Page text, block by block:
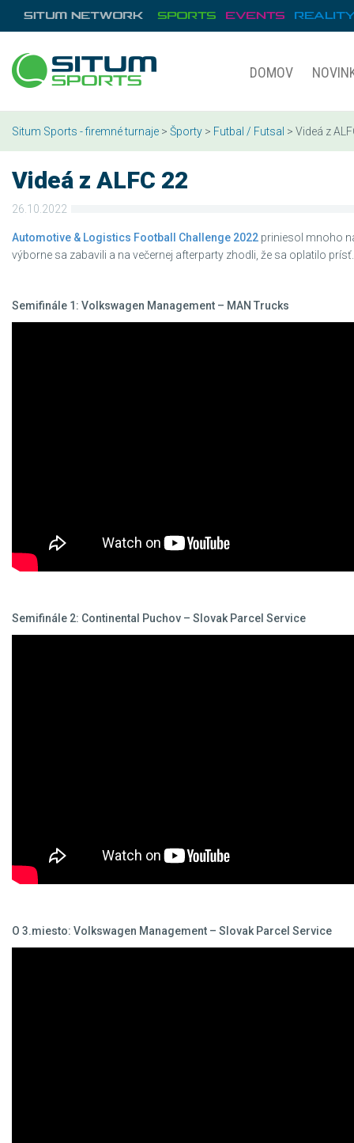
DOMOV
Situm Sports - firemné turnaje > Športy > Futbal / Futsal > Videá z
Videá z ALFC 22
26.10.2022
Automotive & Logistics Football Challenge 2022 priniesol mnoho
výborne sa zabavili a na večernej afterparty zhodli, že sa oplatilo
Semifinále 1: Volkswagen Management – MAN Trucks
Semifinále 2: Continental Puchov – Slovak Parcel Service
O 3.miesto: Volkswagen Management – Slovak Parcel Service